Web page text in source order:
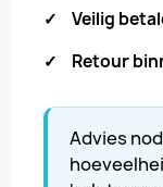
✓
Veilig
✓
Retour
Advies